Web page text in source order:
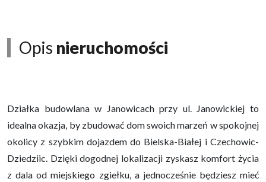
Opis nieruchomości
Działka budowlana w Janowicach przy ul. Janowickiej to
idealna okazja, by zbudować dom swoich marzeń w spokojnej
okolicy z szybkim dojazdem do Bielska-Białej i Czechowic-
Dziedziic. Dzięki dogodnej lokalizacji zyskasz komfort życia
z dala od miejskiego zgiełku, a jednocześnie będziesz mieć